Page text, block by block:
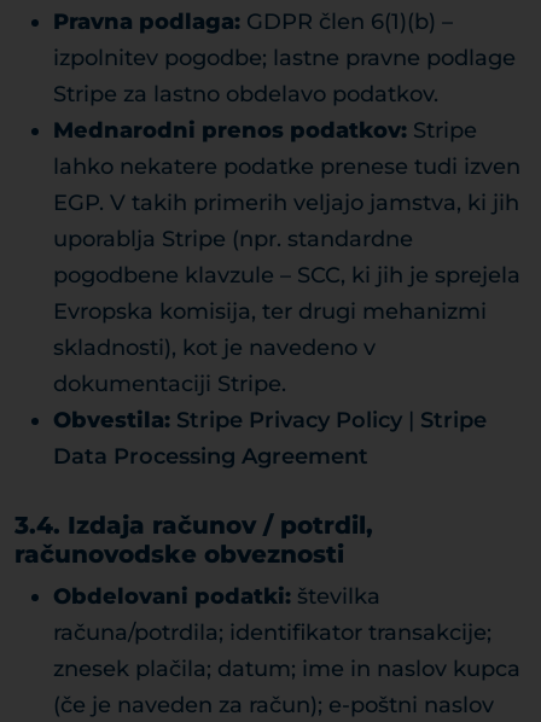
Pravna podlaga: GDPR člen 6(1)(b) –
izpolnitev pogodbe; lastne pravne podlage
Stripe za lastno obdelavo podatkov.
Mednarodni prenos podatkov: Stripe
lahko nekatere podatke prenese tudi izven
EGP. V takih primerih veljajo jamstva, ki jih
uporablja Stripe (npr. standardne
pogodbene klavzule – SCC, ki jih je sprejela
Evropska komisija, ter drugi mehanizmi
skladnosti), kot je navedeno v
dokumentaciji Stripe.
Obvestila: Stripe Privacy Policy | Stripe
Data Processing Agreement
3.4. Izdaja računov / potrdil,
računovodske obveznosti
Obdelovani podatki: številka
računa/potrdila; identifikator transakcije;
znesek plačila; datum; ime in naslov kupca
(če je naveden za račun); e-poštni naslov